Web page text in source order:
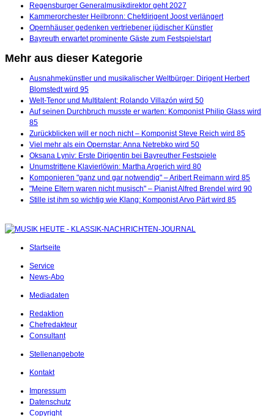
Regensburger Generalmusikdirektor geht 2027
Kammerorchester Heilbronn: Chefdirigent Joost verlängert
Opernhäuser gedenken vertriebener jüdischer Künstler
Bayreuth erwartet prominente Gäste zum Festspielstart
Mehr aus dieser Kategorie
Ausnahmekünstler und musikalischer Weltbürger: Dirigent Herbert
Blomstedt wird 95
Welt-Tenor und Multitalent: Rolando Villazón wird 50
Auf seinen Durchbruch musste er warten: Komponist Philip Glass wird
85
Zurückblicken will er noch nicht – Komponist Steve Reich wird 85
Viel mehr als ein Opernstar: Anna Netrebko wird 50
Oksana Lyniv: Erste Dirigentin bei Bayreuther Festspiele
Unumstrittene Klavierlöwin: Martha Argerich wird 80
Komponieren "ganz und gar notwendig" – Aribert Reimann wird 85
"Meine Eltern waren nicht musisch" – Pianist Alfred Brendel wird 90
Stille ist ihm so wichtig wie Klang: Komponist Arvo Pärt wird 85
Startseite
Service
News-Abo
Mediadaten
Redaktion
Chefredakteur
Consultant
Stellenangebote
Kontakt
Impressum
Datenschutz
Copyright